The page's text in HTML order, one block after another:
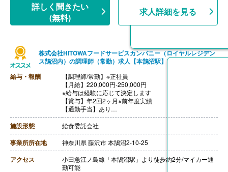
詳しく聞きたい
(無料)
求人詳細を見る
株式会社HITOWAフードサービスカンパニー（ロイヤルレジデン
ス鵠沼内）の調理師（常勤）求人【本鵠沼駅】
給与・報酬
【調理師/常勤】※正社員
【月給】220,000円-250,000円
※給与は経験に応じて決定します
【賞与】年2回2ヶ月※前年度実績
【通勤手当】あり
※公共交通機関:上限30,000円/月
※マイカー通勤:片道2km以上（ガソリン代は規定内支
給）
【昇給】あり（年1回）
【退職金】あり（会社規定による）
施設形態 給食委託会社
事業所所在地 神奈川県 藤沢市 本鵠沼2-10-25
アクセス
小田急江ノ島線「本鵠沼駅」より徒歩約2分/マイカー通
勤可能